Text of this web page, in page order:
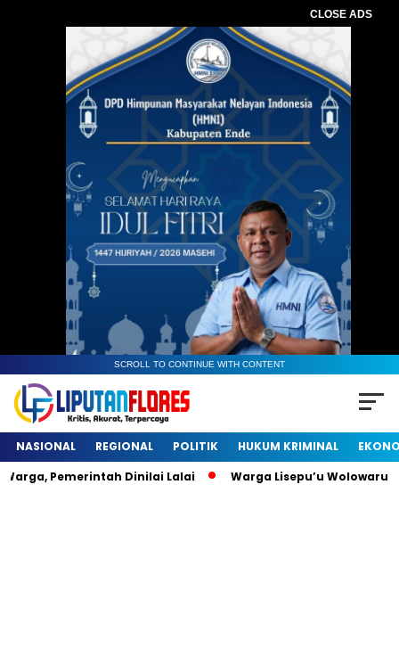
CLOSE ADS
SCROLL TO CONTINUE WITH CONTENT
NASIONAL REGIONAL POLITIK HUKUM KRIMINAL
Pemerintah Dinilai Lalai
Warga Lisepu’u Wolowaru